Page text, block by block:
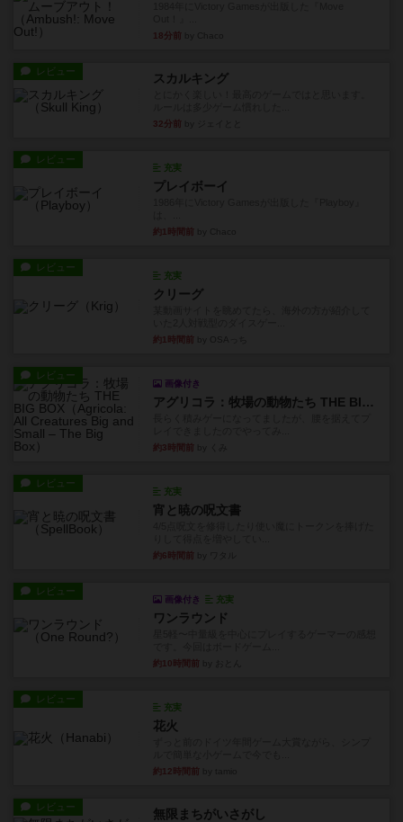
18分前
レビュー スカルキング
32分前
レビュー
充実
プレイボーイ
約1時間前
レビュー
充実
クリーグ
約1時間前
レビュー
画像付き
アグリコラ：牧場の動物たち THE BIG BOX
約3時間前
レビュー
充実
宵と暁の呪文書
約6時間前
レビュー
画像付き 充実
ワンラウンド
約10時間前
レビュー
充実
花火
約12時間前
レビュー 無限まちがいさがし